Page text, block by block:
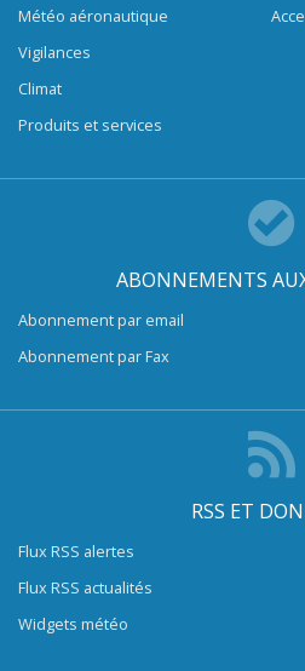
Météo aéronautique
Vigilances
Climat
Produits et services
ABONNEMENTS
Abonnement par email
Abonnement par Fax
RSS ET
Flux RSS alertes
Flux RSS actualités
Widgets météo